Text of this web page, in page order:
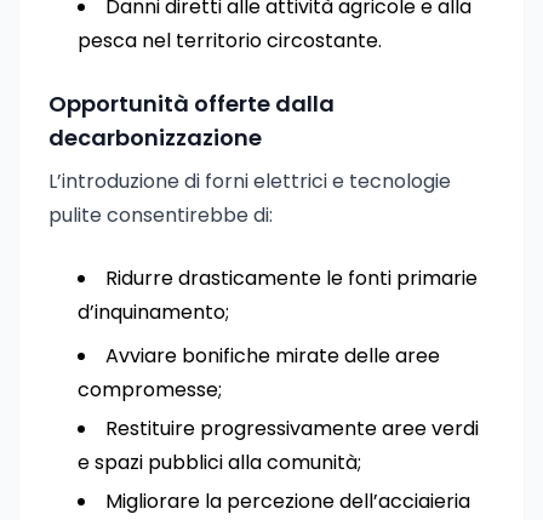
Danni diretti alle attività agricole e alla
pesca nel territorio circostante.
Opportunità offerte dalla
decarbonizzazione
L’introduzione di forni elettrici e tecnologie
pulite consentirebbe di:
Ridurre drasticamente le fonti primarie
d’inquinamento;
Avviare bonifiche mirate delle aree
compromesse;
Restituire progressivamente aree verdi
e spazi pubblici alla comunità;
Migliorare la percezione dell’acciaieria